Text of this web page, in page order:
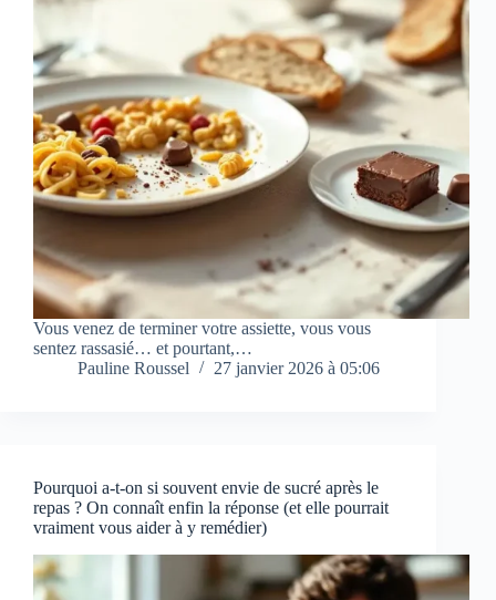
Vous venez de terminer votre assiette, vous vous
sentez rassasié… et pourtant,…
Pauline Roussel
27 janvier 2026 à 05:06
Pourquoi a-t-on si souvent envie de sucré après le
repas ? On connaît enfin la réponse (et elle pourrait
vraiment vous aider à y remédier)